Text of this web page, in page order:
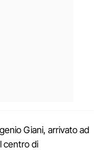
Giani, arrivato ad
centro di